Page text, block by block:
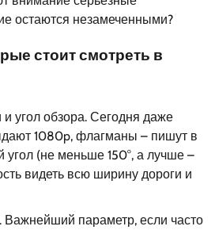
остаются незамеченными?
стоит смотреть в
и угол обзора. Сегодня даже
1080p, флагманы – пишут в
(не меньше 150°, а лучше –
видеть всю ширину дороги и
Важнейший параметр, если часто